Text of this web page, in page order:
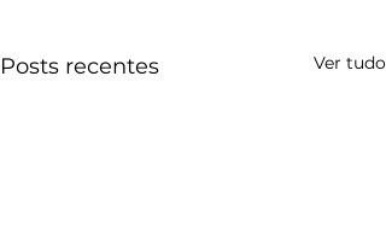
Posts recentes Ver tudo